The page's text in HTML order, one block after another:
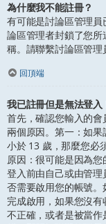
為什麼我不能註冊？
有可能是討論區管理
論區管理者封鎖了您
稱。請聯繫討論區管理
回頂端
我已註冊但是無法登入
首先，確認您輸入的
兩個原因。第一：如果
小於 13 歲，那麼您必
原因：很可能是因為
登入前由自己或由管
否需要啟用您的帳號
完成啟用，如果您沒
不正確，或者是被當